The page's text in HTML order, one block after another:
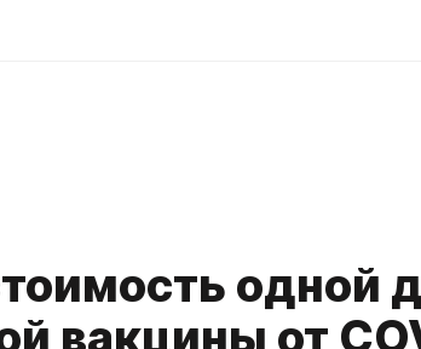
одной
вакцины от